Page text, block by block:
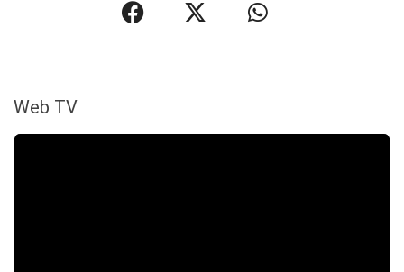
Web TV